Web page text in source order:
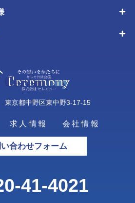
京都中野区東中野3-17-15
求人情報 会社情報
合わせフォーム
41-4021